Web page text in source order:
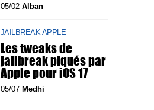
05/02 Alban
JAILBREAK APPLE
Les tweaks de
jailbreak piqués par
Apple pour iOS 17
05/07 Medhi